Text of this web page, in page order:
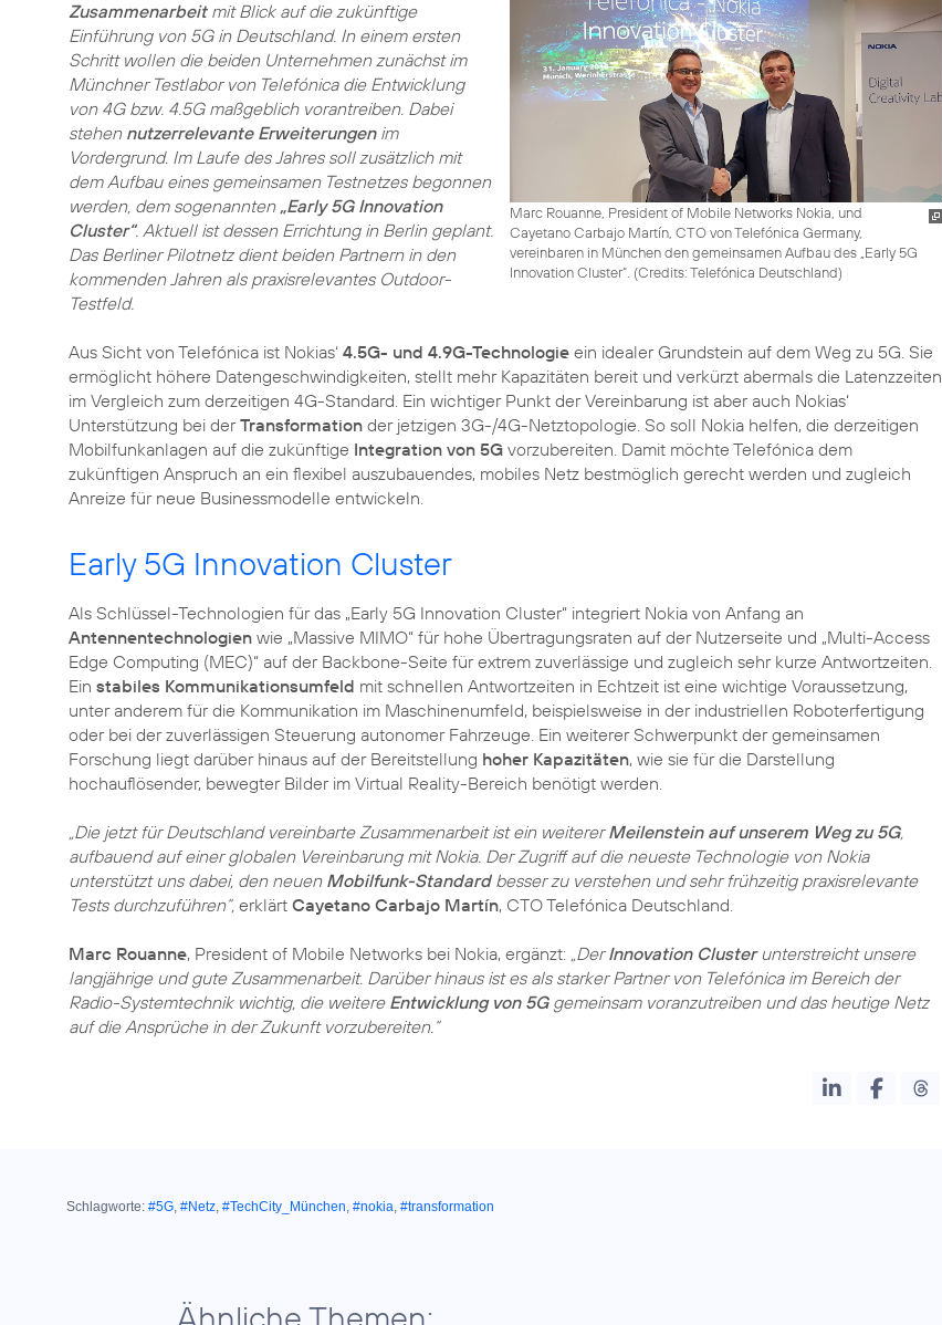
Marc Rouanne, President of Mobile Networks Nokia, und
Cayetano Carbajo Martín, CTO von Telefónica Germany,
vereinbaren in München den gemeinsamen Aufbau des „Early 5G
Innovation Cluster“. (Credits: Telefónica Deutschland)
Zusammenarbeitmit Blick auf die zukünftige
Einführung von 5G in Deutschland. In einem ersten
Schritt wollen die beiden Unternehmen zunächst im
Münchner Testlabor von Telefónica die Entwicklung
von 4G bzw. 4.5G maßgeblich vorantreiben. Dabei
stehen nutzerrelevante Erweiterungenim
Vordergrund. Im Laufe des Jahres soll zusätzlich mit
dem Aufbau eines gemeinsamen Testnetzes begonnen
werden, dem sogenannten „Early 5G Innovation
Cluster“. Aktuell ist dessen Errichtung in Berlin geplant.
Das Berliner Pilotnetz dient beiden Partnern in den
kommenden Jahren als praxisrelevantes Outdoor-
Testfeld.
Aus Sicht von Telefónica ist Nokias‘ 4.5G- und 4.9G-Technologie ein idealer Grundstein auf dem Weg zu 5G. Sie
ermöglicht höhere Datengeschwindigkeiten, stellt mehr Kapazitäten bereit und verkürzt abermals die Latenzzeiten
im Vergleich zum derzeitigen 4G-Standard. Ein wichtiger Punkt der Vereinbarung ist aber auch Nokias‘
Unterstützung bei derTransformation der jetzigen 3G-/4G-Netztopologie. So soll Nokia helfen, die derzeitigen
Mobilfunkanlagen auf die zukünftige Integration von 5G vorzubereiten. Damit möchte Telefónica dem
zukünftigen Anspruch an ein flexibel auszubauendes, mobiles Netz bestmöglich gerecht werden und zugleich
Anreize für neue Businessmodelle entwickeln.
Early 5G Innovation Cluster
Als Schlüssel-Technologien für das „Early 5G Innovation Cluster“ integriert Nokia von Anfang an
Antennentechnologien wie „Massive MIMO“ für hohe Übertragungsraten auf der Nutzerseite und „Multi-Access
Edge Computing (MEC)“ auf der Backbone-Seite für extrem zuverlässige und zugleich sehr kurze Antwortzeiten.
Ein stabiles Kommunikationsumfeld mit schnellen Antwortzeiten in Echtzeit ist eine wichtige Voraussetzung,
unter anderem für die Kommunikation im Maschinenumfeld, beispielsweise in der industriellen Roboterfertigung
oder bei der zuverlässigen Steuerung autonomer Fahrzeuge. Ein weiterer Schwerpunkt der gemeinsamen
Forschung liegt darüber hinaus auf der Bereitstellung hoher Kapazitäten, wie sie für die Darstellung
hochauflösender, bewegter Bilder im Virtual Reality-Bereich benötigt werden.
„Die jetzt für Deutschland vereinbarte Zusammenarbeit ist ein weitererMeilenstein auf unserem Weg zu 5G,
aufbauend auf einer globalen Vereinbarung mit Nokia. Der Zugriff auf die neueste Technologie von Nokia
unterstützt uns dabei, den neuen Mobilfunk-Standardbesser zu verstehen und sehr frühzeitig praxisrelevante
Tests durchzuführen“, erklärt Cayetano Carbajo Martín, CTO Telefónica Deutschland.
Marc Rouanne, President of Mobile Networks bei Nokia, ergänzt: „DerInnovation Clusterunterstreicht unsere
langjährige und gute Zusammenarbeit. Darüber hinaus ist es als starker Partner von Telefónica im Bereich der
Radio-Systemtechnik wichtig, die weitere Entwicklung von 5Ggemeinsam voranzutreiben und das heutige Netz
auf die Ansprüche in der Zukunft vorzubereiten.“
Schlagworte: #5G, #Netz, #TechCity_München, #nokia, #transformation